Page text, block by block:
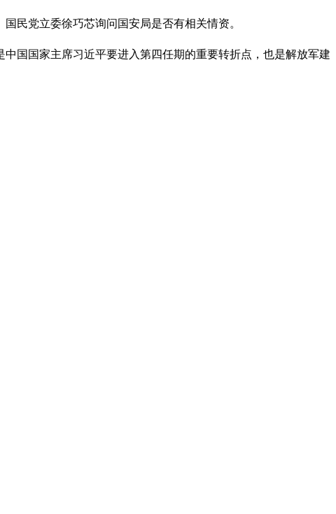
民党立委徐巧芯询问国安局是否有相关情资。
国国家主席习近平要进入第四任期的重要转折点，也是解放军建